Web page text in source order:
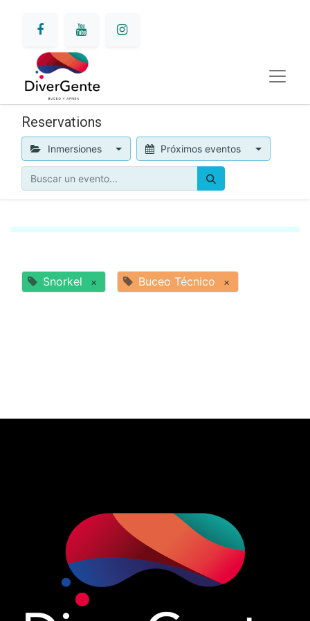
Reservations
Inmersiones Próximos eventos
Snorkel × Buceo Técnico ×